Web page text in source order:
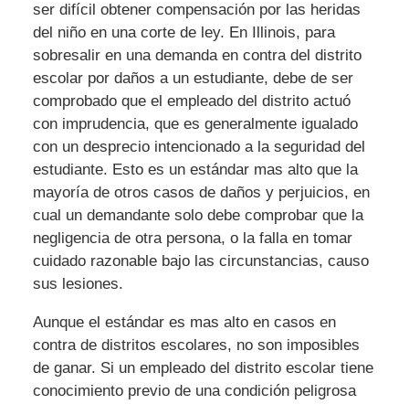
ser difícil obtener compensación por las heridas
del niño en una corte de ley. En Illinois, para
sobresalir en una demanda en contra del distrito
escolar por daños a un estudiante, debe de ser
comprobado que el empleado del distrito actuó
con imprudencia, que es generalmente igualado
con un desprecio intencionado a la seguridad del
estudiante. Esto es un estándar mas alto que la
mayoría de otros casos de daños y perjuicios, en
cual un demandante solo debe comprobar que la
negligencia de otra persona, o la falla en tomar
cuidado razonable bajo las circunstancias, causo
sus lesiones.
Aunque el estándar es mas alto en casos en
contra de distritos escolares, no son imposibles
de ganar. Si un empleado del distrito escolar tiene
conocimiento previo de una condición peligrosa